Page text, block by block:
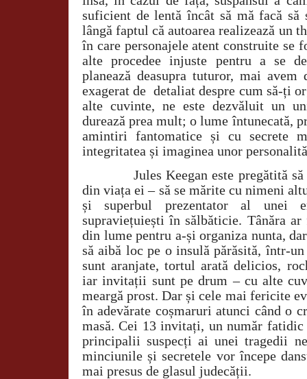
suficient de lentă încât să mă facă să
lângă faptul că autoarea realizează un
în care personajele atent construite se
alte procedee injuste pentru a se
planează deasupra tuturor, mai
exagerat de detaliat despre cum să-ți
alte cuvinte, ne este dezvăluit un
durează prea mult; o lume întunecată,
amintiri fantomatice și cu secrete
integritatea și imaginea unor
Jules Keegan este pregătită
din viața ei – să se mărite cu nimeni
și superbul prezentator al unei
supraviețuiești în sălbăticie. Tânăra
din lume pentru a-și organiza nunta,
să aibă loc pe o insulă părăsită, într-
sunt aranjate, tortul arată delicios,
iar invitații sunt pe drum – cu alte
meargă prost. Dar și cele mai fericite
în adevărate coșmaruri atunci când o
masă. Cei 13 invitați, un număr
principalii suspecți ai unei tragedii
minciunile și secretele vor începe
mai presus de glasul judecății.